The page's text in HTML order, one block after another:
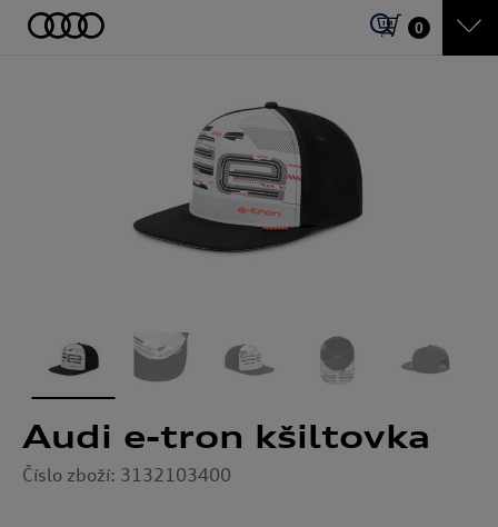
0
Audi e-tron kšiltovka
Číslo zboží: 3132103400